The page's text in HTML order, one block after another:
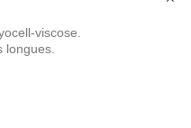
viscose.
longues.